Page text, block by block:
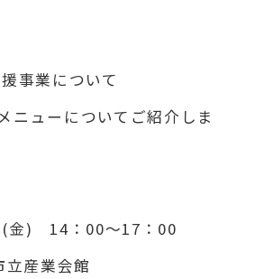
事業について
ニューについてご紹介しま
(金) 14 ： 00～17 ： 00
立産業会館